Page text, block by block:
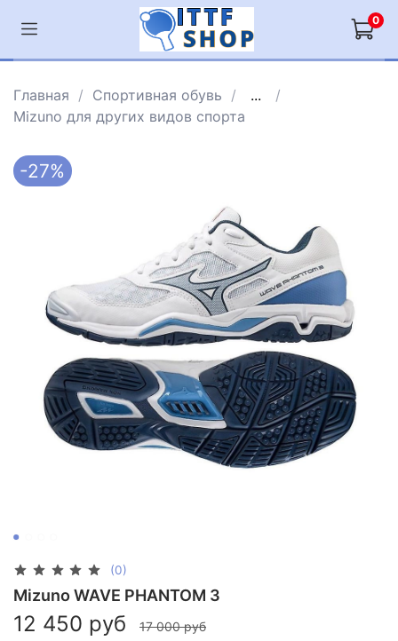
0
Главная Спортивная обувь
...
Mizuno для других видов спорта
-27%
(0)
Mizuno WAVE PHANTOM 3
12 450 руб
17 000 руб